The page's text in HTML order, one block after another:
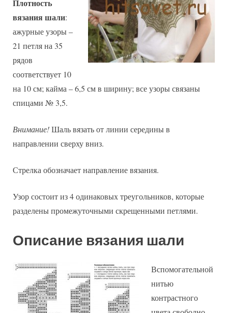
Плотность
вязания шали:
ажурные узоры –
21 петля на 35
рядов
соответствует 10
на 10 см; кайма – 6,5 см в ширину; все узоры связаны
спицами № 3,5.
Внимание!Шаль вязать от линии середины в
направлении сверху вниз.
Стрелка обозначает направление вязания.
Узор состоит из 4 одинаковых треугольников, которые
разделены промежуточными скрещенными петлями.
Описание вязания шали
Вспомогательной
нитью
контрастного